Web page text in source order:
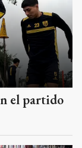
el partido